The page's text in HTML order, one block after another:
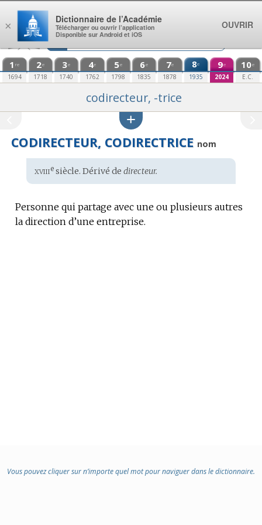
Aller au contenu
1 re
1694
2e
1718
3e
1740
4e
1762
5e
1798
6e
1835
7e
1878
8e
1935
9e
2024
10e
E.C.
codirecteur, -trice
CODIRECTEUR, CODIRECTRICE nom
Étymologie
:
xviiiesiècle. Dérivé de directeur.
Personne qui partage avec une ou plusieurs autres
la direction d’une entreprise.
Vous pouvez cliquer sur n’importe quel mot pour naviguer dans le dictionnaire.
×
Dictionnaire de l’Académie
Télécharger ou ouvrir l’application
Disponible sur Android et iOS
OUVRIR